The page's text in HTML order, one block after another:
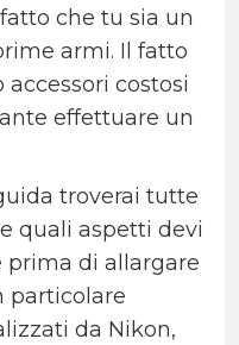
che tu sia un
armi. Il fatto
costosi
effettuare un
troverai tutte
quali aspetti devi
prima di allargare
particolare
da Nikon,